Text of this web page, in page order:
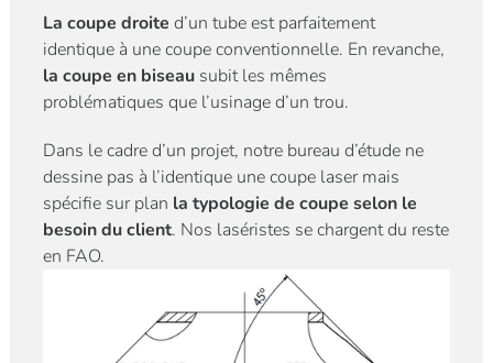
La coupe droite d’un tube est parfaitement
identique à une coupe conventionnelle. En revanche,
la coupe en biseausubit les mêmes
problématiques que l’usinage d’un trou.
Dans le cadre d’un projet, notre bureau d’étude ne
dessine pas à l’identique une coupe laser mais
spécifie sur plan la typologie de coupe selon le
besoin du client. Nos laséristes se chargent du reste
en FAO.